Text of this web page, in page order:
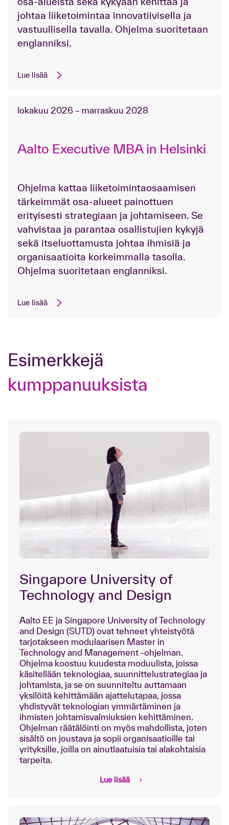
johtaa liiketoimintaa innovatiivisella ja
vastuullisella tavalla. Ohjelma suoritetaan
englanniksi.
Lue lisää
lokakuu 2026 – marraskuu 2028
Aalto Executive MBA in Helsinki
Ohjelma kattaa liiketoimintaosaamisen
tärkeimmät osa-alueet painottuen
erityisesti strategiaan ja johtamiseen. Se
vahvistaa ja parantaa osallistujien kykyjä
sekä itseluottamusta johtaa ihmisiä ja
organisaatioita korkeimmalla tasolla.
Ohjelma suoritetaan englanniksi.
Lue lisää
Esimerkkejä
kumppanuuksista
Singapore University of
Technology and Design
Aalto EE ja Singapore University of Technology
and Design (SUTD) ovat tehneet yhteistyötä
tarjotakseen modulaarisen Master in
Technology and Management -ohjelman.
Ohjelma koostuu kuudesta moduulista, joissa
käsitellään teknologiaa, suunnittelustrategiaa ja
johtamista, ja se on suunniteltu auttamaan
yksilöitä kehittämään ajattelutapaa, jossa
yhdistyvät teknologian ymmärtäminen ja
ihmisten johtamisvalmiuksien kehittäminen.
Ohjelman räätälöinti on myös mahdollista, joten
sisältö on joustava ja sopii organisaatioille tai
yrityksille, joilla on ainutlaatuisia tai alakohtaisia
tarpeita.
Lue lisää